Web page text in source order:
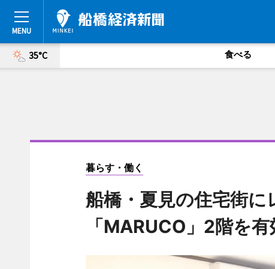
35°C 食べる
暮らす・働く
船橋・夏見の住宅街
「MARUCO」2階を有